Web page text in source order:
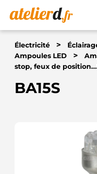
Électricité >
Ampoules LED >
stop, feux de
BA15S